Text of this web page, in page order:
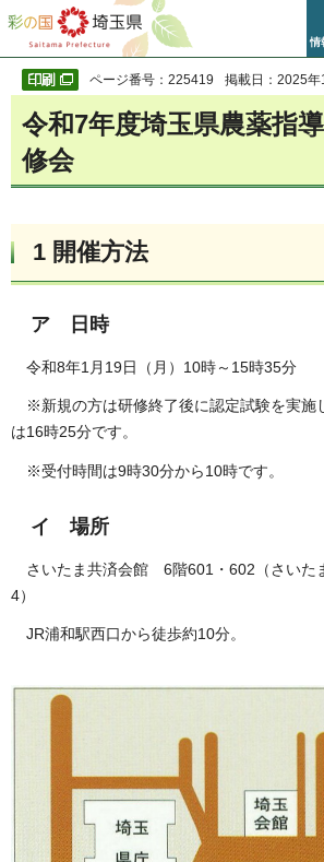
彩の国 埼玉県
情
ページ番号：225419 掲載日：2025年
令和7年度埼玉県農薬指
修会
1 開催方法
ア 日時
令和8年1月19日（月）10時～15時35分
※新規の方は研修終了後に認定試験を実施
は16時25分です。
※受付時間は9時30分から10時です。
イ 場所
さいたま共済会館 6階601・602（さいた
4）
JR浦和駅西口から徒歩約10分。